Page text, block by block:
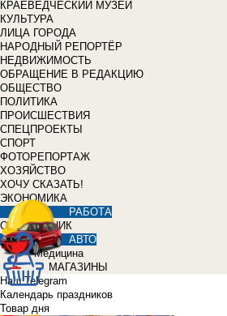
КРАЕВЕДЧЕСКИЙ МУЗЕЙ
КУЛЬТУРА
ЛИЦА ГОРОДА
НАРОДНЫЙ РЕПОРТЁР
НЕДВИЖИМОСТЬ
ОБРАЩЕНИЕ В РЕДАКЦИЮ
ОБЩЕСТВО
ПОЛИТИКА
ПРОИСШЕСТВИЯ
СПЕЦПРОЕКТЫ
СПОРТ
ФОТОРЕПОРТАЖ
ХОЗЯЙСТВО
ХОЧУ СКАЗАТЬ!
ЭКОНОМИКА
РАБОТА
СПРАВОЧНИК
АВТО
Медицина
МАГАЗИНЫ
Наш Telegram
Календарь праздников
Товар дня